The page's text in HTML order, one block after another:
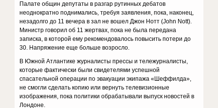
Палате общин депутаты в разгар рутинных дебатов
неоднократно поднимались, требуя заявления, пока, наконец,
незадолго до 11 вечера в зал не вошел Джон Нотт (John Nott).
Министр говорил об 11 жертвах, пока не была передана
записка, в которой ему рекомендовалось повысить потери до
30. Напряжение еще больше возросло.
В Южной Атлантике журналисты прессы и тележурналисты,
которые фактически были свидетелями успешной
спасательной операции по эвакуации экипажа «Шеффилда»,
не смогли сделать копию или вернуть телевизионные
изображения, пока политики обрабатывали выпуск новостей в
Лондоне.